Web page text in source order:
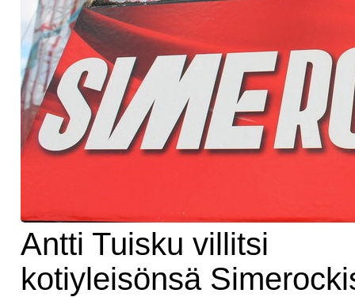
Antti Tuisku villitsi
kotiyleisönsä